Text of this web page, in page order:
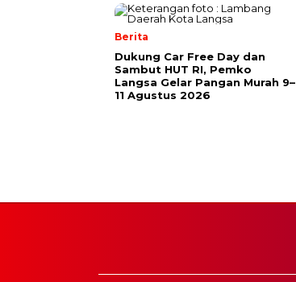
Berita
Dukung Car Free Day dan
Sambut HUT RI, Pemko
Langsa Gelar Pangan Murah 9–
11 Agustus 2026